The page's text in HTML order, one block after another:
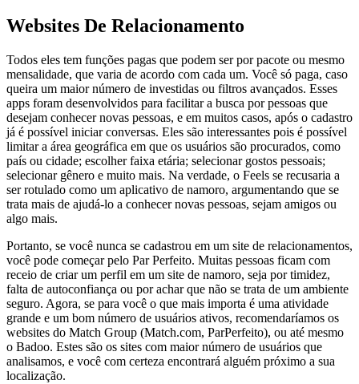
Websites De Relacionamento
Todos eles tem funções pagas que podem ser por pacote ou mesmo
mensalidade, que varia de acordo com cada um. Você só paga, caso
queira um maior número de investidas ou filtros avançados. Esses
apps foram desenvolvidos para facilitar a busca por pessoas que
desejam conhecer novas pessoas, e em muitos casos, após o cadastro
já é possível iniciar conversas. Eles são interessantes pois é possível
limitar a área geográfica em que os usuários são procurados, como
país ou cidade; escolher faixa etária; selecionar gostos pessoais;
selecionar gênero e muito mais. Na verdade, o Feels se recusaria a
ser rotulado como um aplicativo de namoro, argumentando que se
trata mais de ajudá-lo a conhecer novas pessoas, sejam amigos ou
algo mais.
Portanto, se você nunca se cadastrou em um site de relacionamentos,
você pode começar pelo Par Perfeito. Muitas pessoas ficam com
receio de criar um perfil em um site de namoro, seja por timidez,
falta de autoconfiança ou por achar que não se trata de um ambiente
seguro. Agora, se para você o que mais importa é uma atividade
grande e um bom número de usuários ativos, recomendaríamos os
websites do Match Group (Match.com, ParPerfeito), ou até mesmo
o Badoo. Estes são os sites com maior número de usuários que
analisamos, e você com certeza encontrará alguém próximo a sua
localização.